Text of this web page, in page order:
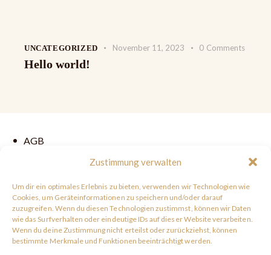
Zustimmung verwalten
Um dir ein optimales Erlebnis zu bieten, verwenden wir Technologien wie
Cookies, um Geräteinformationen zu speichern und/oder darauf
zuzugreifen. Wenn du diesen Technologien zustimmst, können wir Daten
wie das Surfverhalten oder eindeutige IDs auf dieser Website verarbeiten.
Wenn du deine Zustimmung nicht erteilst oder zurückziehst, können
bestimmte Merkmale und Funktionen beeinträchtigt werden.
UNCATEGORIZED November 11, 2023 0 Comments
Hello world!
AGB
Datenschutzerklärung
Kontakt
Impressum
Cookie-Richtlinie